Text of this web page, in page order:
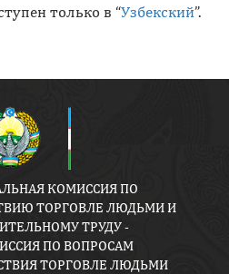
только в “Узбекский”.
КОМИССИЯ ПО
ТОРГОВЛЕ ЛЮДЬМИ И
ТРУДУ -
ПО ВОПРОСАМ
ТОРГОВЛЕ ЛЮДЬМИ